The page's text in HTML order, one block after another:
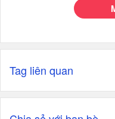
Tag liên quan